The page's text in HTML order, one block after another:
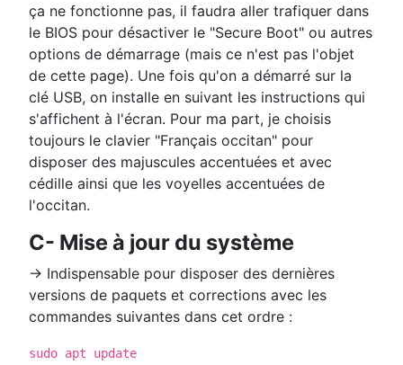
ça ne fonctionne pas, il faudra aller trafiquer dans
le BIOS pour désactiver le "Secure Boot" ou autres
options de démarrage (mais ce n'est pas l'objet
de cette page). Une fois qu'on a démarré sur la
clé USB, on installe en suivant les instructions qui
s'affichent à l'écran. Pour ma part, je choisis
toujours le clavier "Français occitan" pour
disposer des majuscules accentuées et avec
cédille ainsi que les voyelles accentuées de
l'occitan.
C- Mise à jour du système
→ Indispensable pour disposer des dernières
versions de paquets et corrections avec les
commandes suivantes dans cet ordre :
sudo apt update